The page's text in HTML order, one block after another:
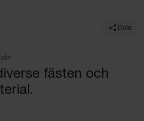
Dela
fästen och